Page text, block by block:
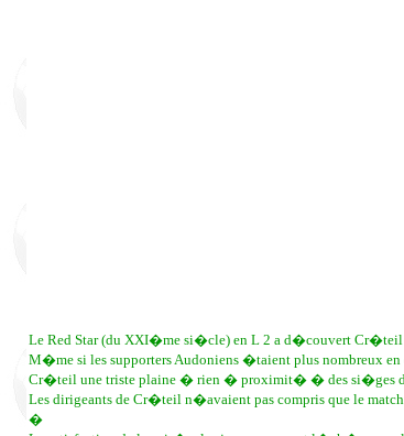
Le Red Star (du XXI�me si�cle) en L 2 a d�couvert Cr�teil
M�me si les supporters Audoniens �taient plus
Cr�teil une triste plaine � rien � proximit� � des si�ges
Les dirigeants de Cr�teil n�avaient pas compris que le
�